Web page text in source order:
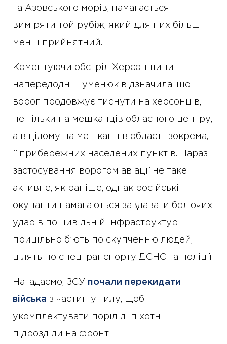
та Азовського морів, намагається
виміряти той рубіж, який для них більш-
менш прийнятний.
Коментуючи обстріл Херсонщини
напередодні, Гуменюк відзначила, що
ворог продовжує тиснути на херсонців, і
не тільки на мешканців обласного центру,
а в цілому на мешканців області, зокрема,
її прибережних населених пунктів. Наразі
застосування ворогом авіації не таке
активне, як раніше, однак російські
окупанти намагаються завдавати болючих
ударів по цивільній інфраструктурі,
прицільно б’ють по скупченню людей,
цілять по спецтранспорту ДСНС та поліції.
Нагадаємо, ЗСУ почали перекидати
війська з частин у тилу, щоб
укомплектувати поріділі піхотні
підрозділи на фронті.